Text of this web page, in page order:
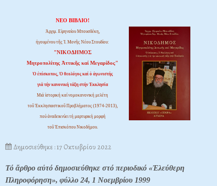
ΝΕΟ ΒΙΒΛΙΟ!
Ἀρχιμ. Εἰρηναίου Μπουσδέκη,
ἡγουμένου τῆς Ἱ. Μονῆς Νέου Στουδίου:
"ΝΙΚΟΔΗΜΟΣ
Μητροπολίτης Ἀττικῆς καί Μεγαρίδος"
Ὁ ἐπίσκοπος, Ὁ θεολόγος καί ὁ ἀγωνιστής
γιά τήν κανονική τάξη στήν Ἐκκλησία
Μιά ἱστορική καί νομοκανονική μελέτη
τοῦ Ἐκκλησιαστικοῦ Προβλήματος (1974-2013),
πού ἀναδεικνύει τή μαρτυρική μορφή
τοῦ Ἐπισκόπου Νικοδήμου.
Δημοσιεύθηκε : 17 Οκτωβρίου 2022
Τό ἄρθρο αὐτό δημοσιεύθηκε στό περιοδικό «Ἐλεύθερη
Πληροφόρηση», φύλλο 24, 1 Νοεμβρίου 1999